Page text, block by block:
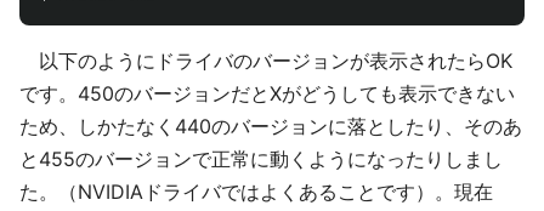
以下のようにドライバのバージョンが表示されたらOK
です。450のバージョンだとXがどうしても表示できない
ため、しかたなく440のバージョンに落としたり、そのあ
と455のバージョンで正常に動くようになったりしまし
た。（NVIDIAドライバではよくあることです）。現在